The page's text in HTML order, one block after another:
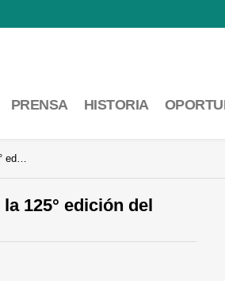
PRENSA HISTORIA
ed…
125° edición del